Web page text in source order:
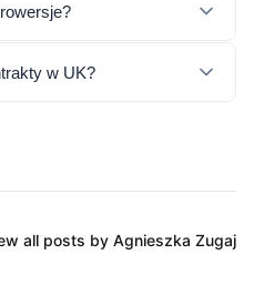
w UK?
all posts by Agnieszka Zugaj